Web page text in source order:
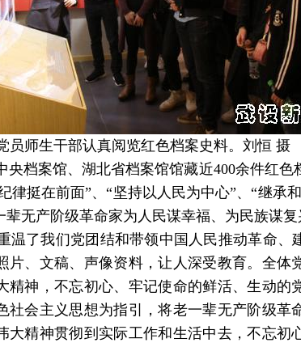
员师生干部认真阅览红色档案史料。刘恒 摄
档案馆、湖北省档案馆馆藏近400余件红色
律挺在前面”、“坚持以人民为中心”、“继承
无产阶级革命家为人民谋幸福、为民族谋复
了我们党团结和带领中国人民推动革命、
片、文稿、声像资料，让人深受教育。全体
精神，不忘初心、牢记使命的鲜活、生动的
社会主义思想为指引，将老一辈无产阶级革
大精神贯彻到实际工作和生活中去，不忘初